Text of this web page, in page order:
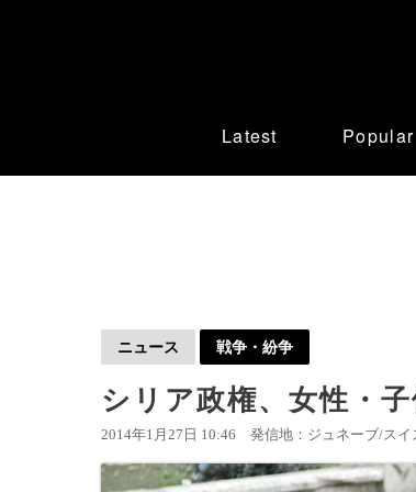
Latest Popular
ニュース 戦争・紛争
シリア政権、女性・
2014年1月27日 10:46 発信地：ジュネーブ/スイ